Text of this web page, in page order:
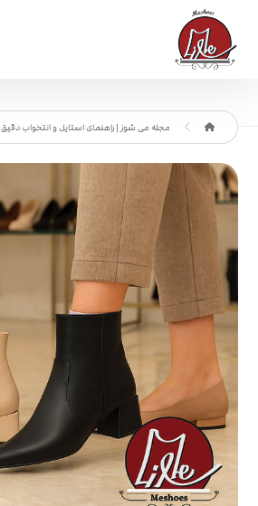
مجله می شوز | راهنمای استایل و انتخواب دقیق